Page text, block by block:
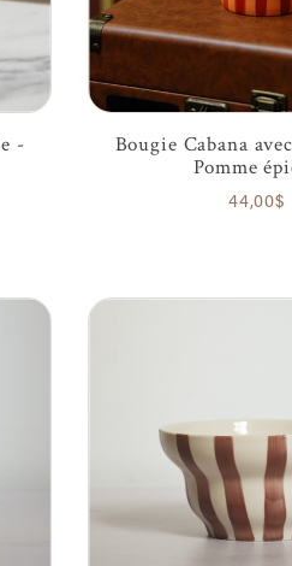
-
Bougie Cabana
Pomme
44,00$